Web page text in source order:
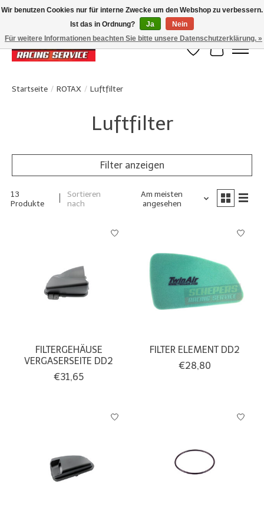
Klanten beoordelen ons met een 4,8/5 op Google reviews
Wunschzettel
Ihr
Startseite / ROTAX / Luftfilter
Luftfilter
Filter anzeigen
13
Produkte
Sortieren
nach
Am meisten
angesehen
FILTERGEHÄUSE
VERGASERSEITE DD2
€31,65
FILTER ELEMENT DD2
€28,80
Wir benutzen Cookies nur für interne Zwecke um den Webshop zu verbessern.
Ist das in Ordnung?
Ja
Nein
Für weitere Informationen beachten Sie bitte unsere Datenschutzerklärung. »